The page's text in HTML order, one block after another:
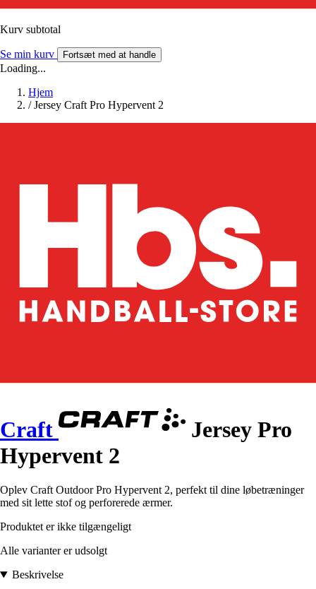
Kurv subtotal
Se min kurv Fortsæt med at handle
Loading...
Hjem
/ Jersey Craft Pro Hypervent 2
Craft
Jersey Pro
Hypervent 2
Oplev Craft Outdoor Pro Hypervent 2, perfekt til dine løbetræninger
med sit lette stof og perforerede ærmer.
Produktet er ikke tilgængeligt
Alle varianter er udsolgt
Beskrivelse